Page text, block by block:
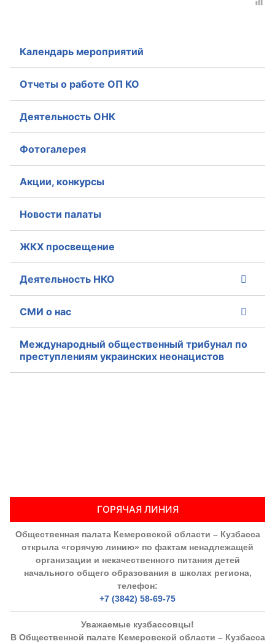
Календарь мероприятий
Отчеты о работе ОП КО
Деятельность ОНК
Фотогалерея
Акции, конкурсы
Новости палаты
ЖКХ просвещение
Деятельность НКО
СМИ о нас
Международный общественный трибунал по
преступлениям украинских неонацистов
ГОРЯЧАЯ ЛИНИЯ
Общественная палата Кемеровской области – Кузбасса
открыла «горячую линию» по фактам ненадлежащей
организации и некачественного питания детей
начального общего образования в школах региона,
телефон:
+7 (3842) 58-69-75
Уважаемые кузбассовцы!
В Общественной палате Кемеровской области – Кузбасса